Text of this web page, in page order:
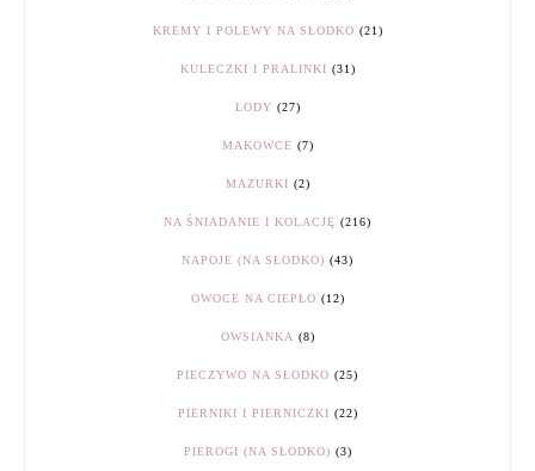
KREMY I POLEWY NA SŁODKO (21)
KULECZKI I PRALINKI (31)
LODY (27)
MAKOWCE (7)
MAZURKI (2)
NA ŚNIADANIE I KOLACJĘ (216)
NAPOJE (NA SŁODKO) (43)
OWOCE NA CIEPŁO (12)
OWSIANKA (8)
PIECZYWO NA SŁODKO (25)
PIERNIKI I PIERNICZKI (22)
PIEROGI (NA SŁODKO) (3)